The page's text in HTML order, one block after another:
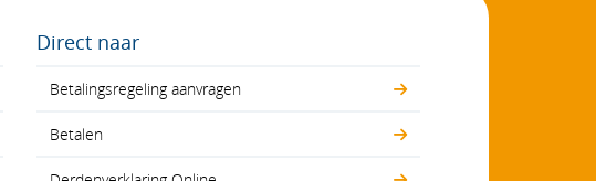
Direct naar
Betalingsregeling aanvragen
Betalen